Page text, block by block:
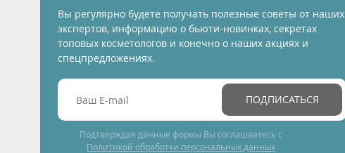
Вы регулярно будете получать полезные советы от наших
экспертов, информацию о бьюти-новинках, секретах
топовых косметологов и конечно о наших акциях и
спецпредложениях.
ПОДПИСАТЬСЯ
Подтверждая данные формы Вы соглашаетесь с
Политикой обработки персональных данных